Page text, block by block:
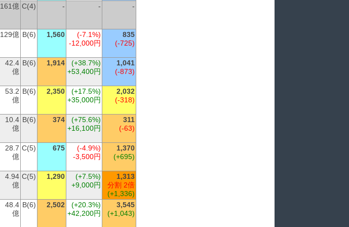
161億 C(4) - - -
129億 B(6) 1,560
(-7.1%)
-12,000円
835
(-725)
42.4
億
B(6) 1,914
(+38.7%)
+53,400円
1,041
(-873)
53.2
億
B(6) 2,350
(+17.5%)
+35,000円
2,032
(-318)
10.4
億
B(6) 374
(+75.6%)
+16,100円
311
(-63)
28.7
億
C(5) 675
(-4.9%)
-3,500円
1,370
(+695)
4.94
億
C(5) 1,290
(+7.5%)
+9,000円
1,313
分割 2倍
(+1,336)
48.4
億
B(6) 2,502
(+20.3%)
+42,200円
3,545
(+1,043)